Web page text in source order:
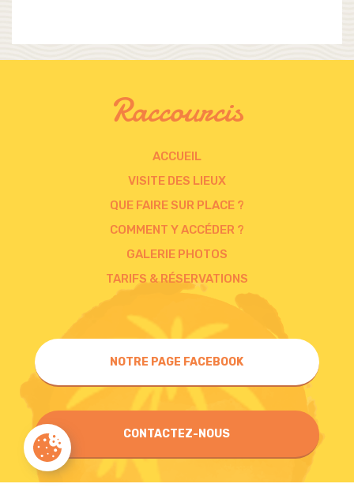
Raccourcis
ACCUEIL
VISITE DES LIEUX
QUE FAIRE SUR PLACE ?
COMMENT Y ACCÉDER ?
GALERIE PHOTOS
TARIFS & RÉSERVATIONS
NOTRE PAGE FACEBOOK
CONTACTEZ-NOUS